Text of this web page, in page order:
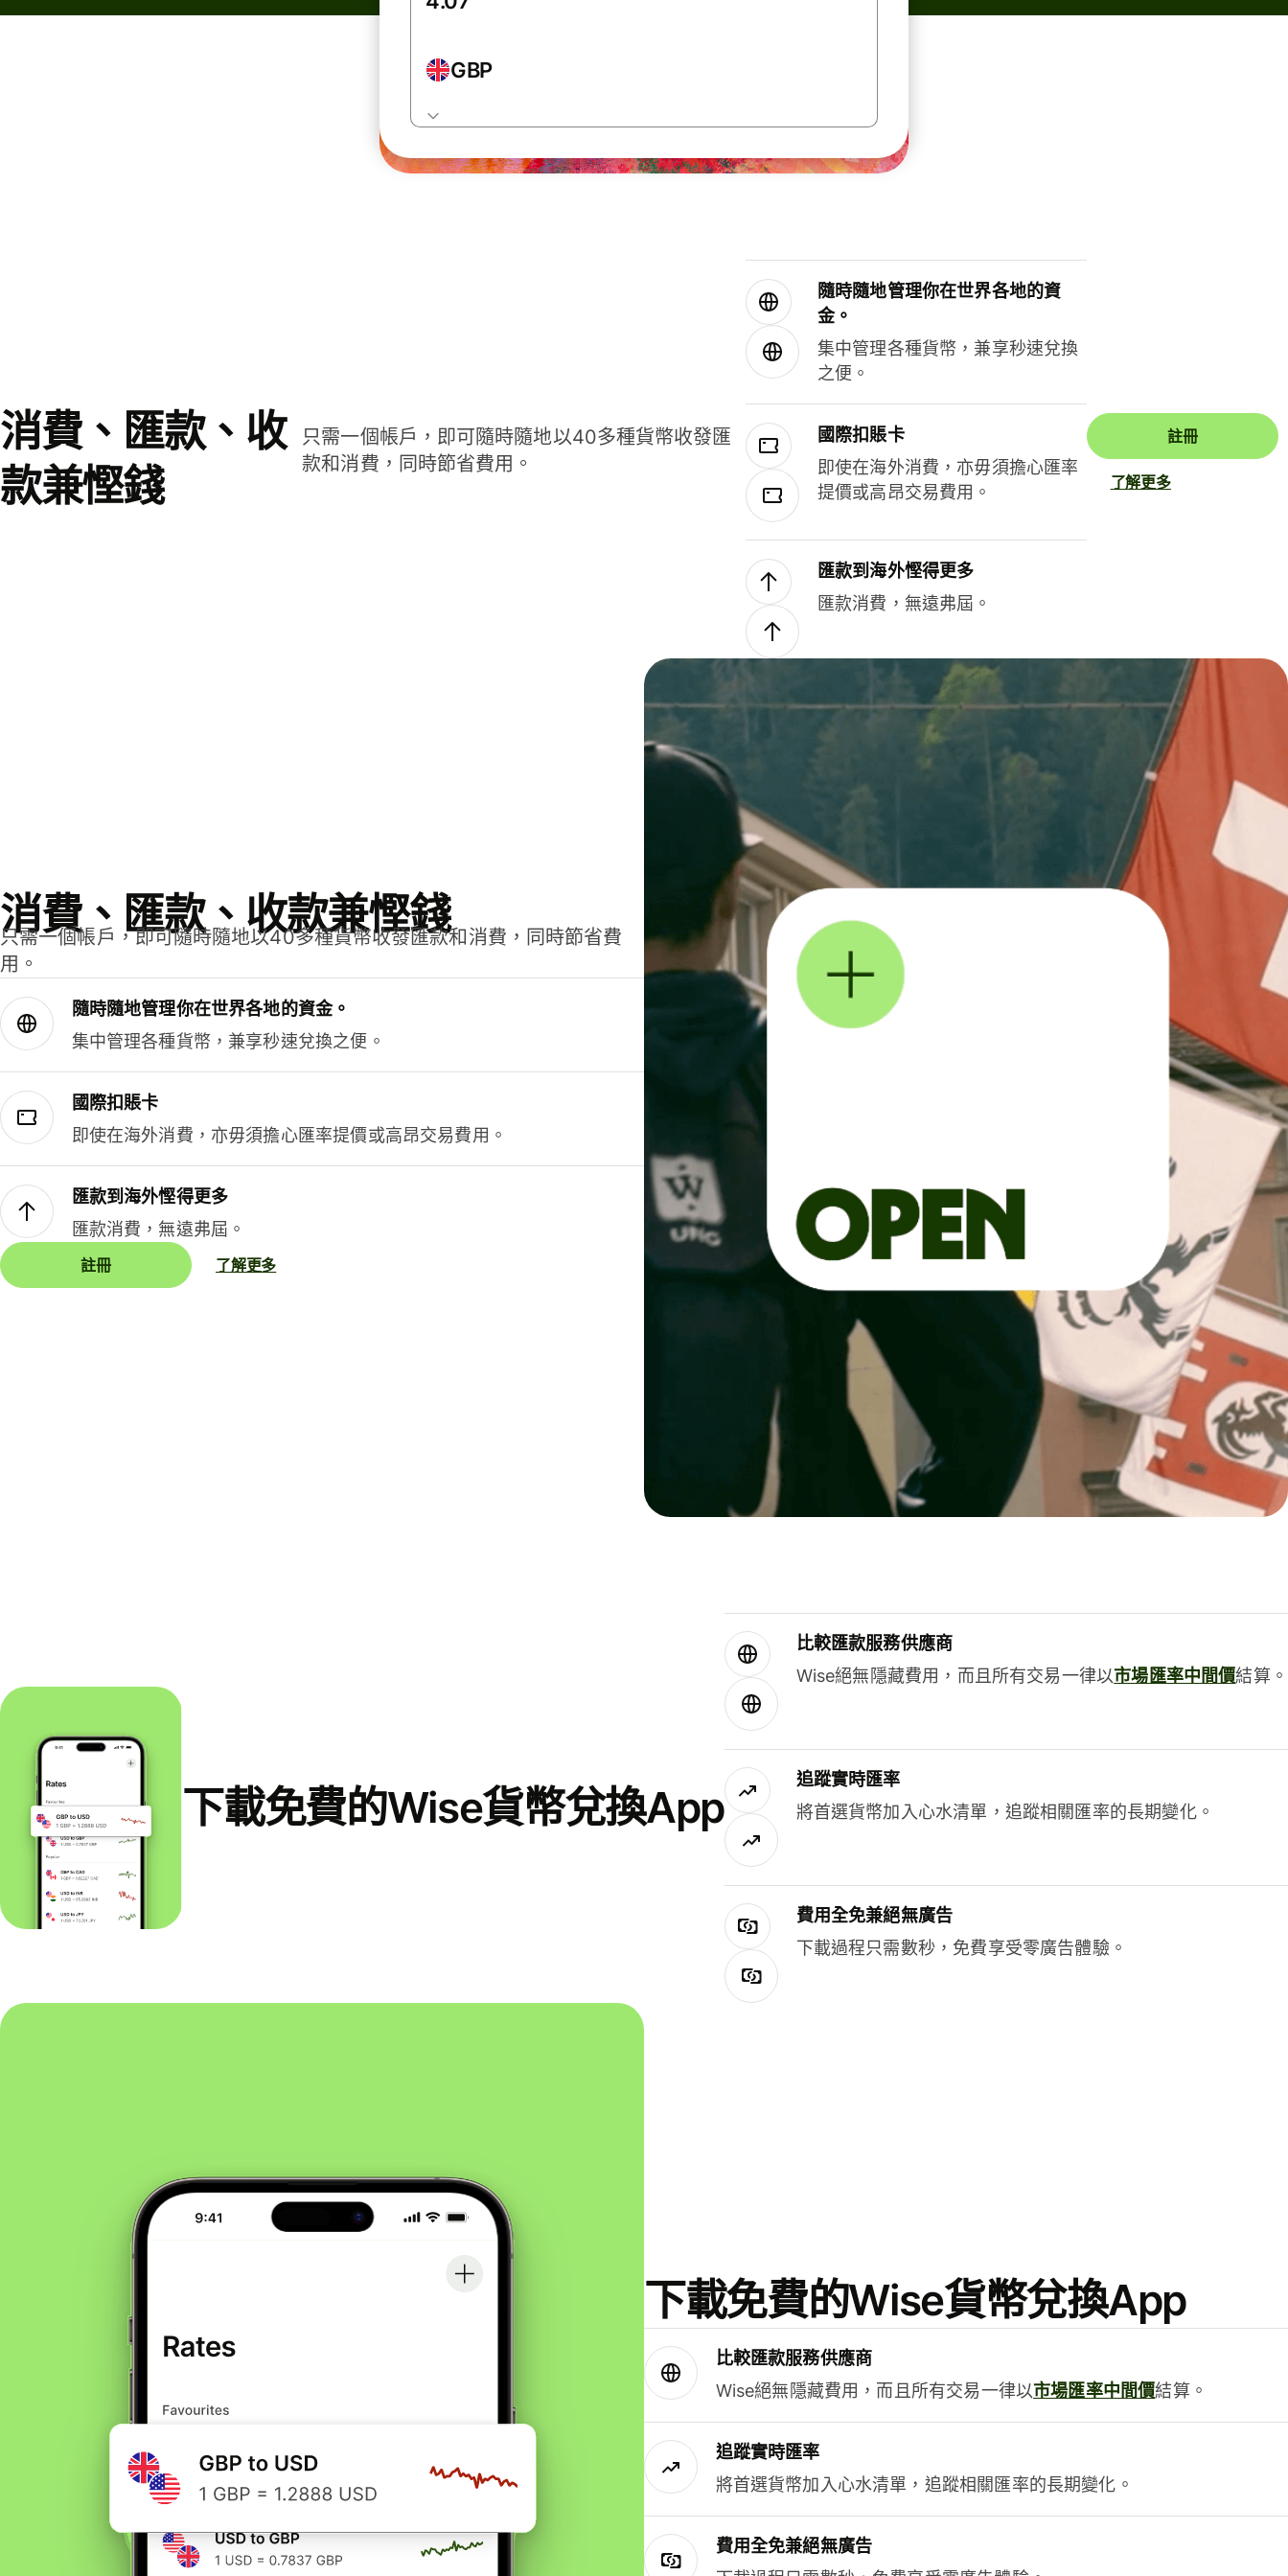
GBP
消費、匯款、收
款兼慳錢
只需一個帳戶，即可隨時隨地以40多種貨幣收發匯
款和消費，同時節省費用。
隨時隨地管理你在世界各地的資
金。
集中管理各種貨幣，兼享秒速兌換
之便。
國際扣賬卡
即使在海外消費，亦毋須擔心匯率
提價或高昂交易費用。
匯款到海外慳得更多
匯款消費，無遠弗屆。
註冊
了解更多
消費、匯款、收款兼慳錢
只需一個帳戶，即可隨時隨地以40多種貨幣收發匯款和消費，同時節省費
用。
隨時隨地管理你在世界各地的資金。
集中管理各種貨幣，兼享秒速兌換之便。
國際扣賬卡
即使在海外消費，亦毋須擔心匯率提價或高昂交易費用。
匯款到海外慳得更多
匯款消費，無遠弗屆。
註冊 了解更多
下載免費的Wise貨幣兌換App
比較匯款服務供應商
Wise絕無隱藏費用，而且所有交易一律以市場匯率中間價結算。
追蹤實時匯率
將首選貨幣加入心水清單，追蹤相關匯率的長期變化。
費用全免兼絕無廣告
下載過程只需數秒，免費享受零廣告體驗。
下載免費的Wise貨幣兌換App
比較匯款服務供應商
Wise絕無隱藏費用，而且所有交易一律以市場匯率中間價結算。
追蹤實時匯率
將首選貨幣加入心水清單，追蹤相關匯率的長期變化。
費用全免兼絕無廣告